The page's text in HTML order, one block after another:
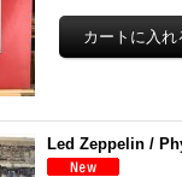
Led Zeppelin /